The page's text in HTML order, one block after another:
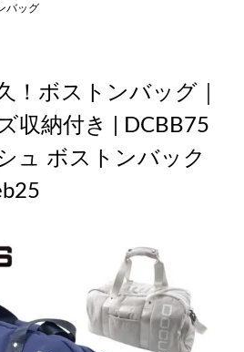
バッグ
！ボストンバッグ｜
収納付き | DCBB75
ュ ボストンバック